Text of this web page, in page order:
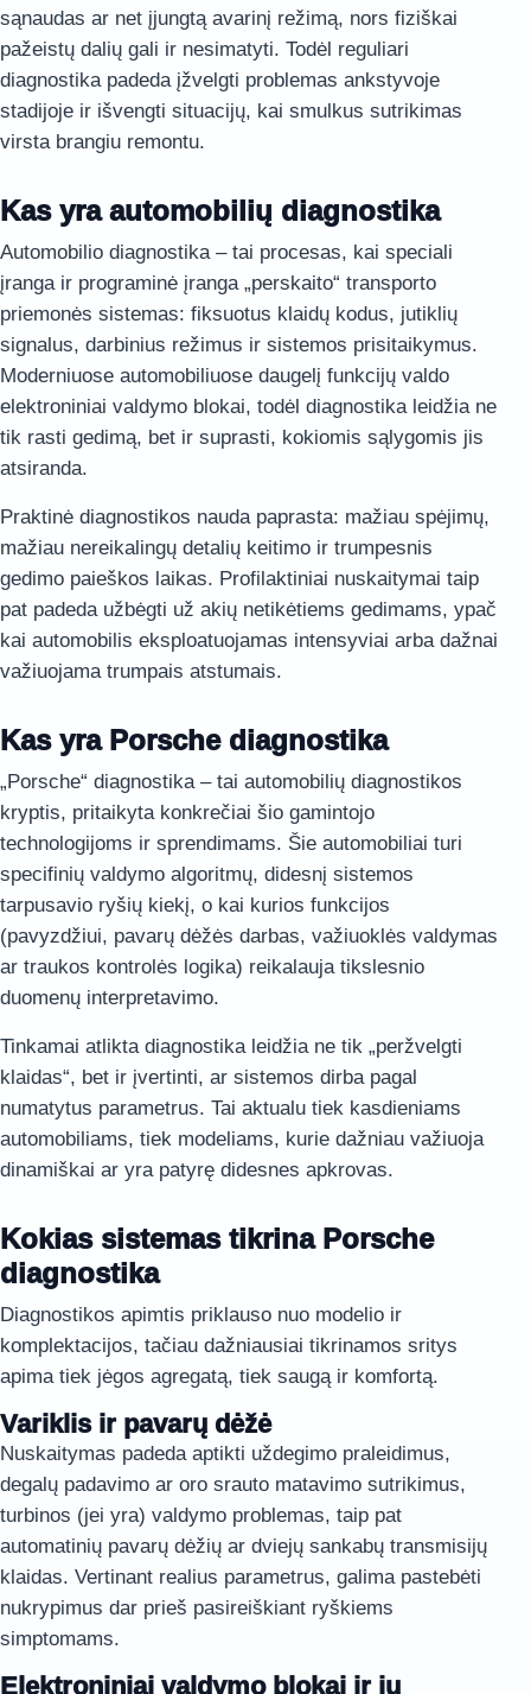
sąnaudas ar net įjungtą avarinį režimą, nors fiziškai
pažeistų dalių gali ir nesimatyti. Todėl reguliari
diagnostika padeda įžvelgti problemas ankstyvoje
stadijoje ir išvengti situacijų, kai smulkus sutrikimas
virsta brangiu remontu.
Kas yra automobilių diagnostika
Automobilio diagnostika – tai procesas, kai speciali
įranga ir programinė įranga „perskaito“ transporto
priemonės sistemas: fiksuotus klaidų kodus, jutiklių
signalus, darbinius režimus ir sistemos prisitaikymus.
Moderniuose automobiliuose daugelį funkcijų valdo
elektroniniai valdymo blokai, todėl diagnostika leidžia ne
tik rasti gedimą, bet ir suprasti, kokiomis sąlygomis jis
atsiranda.
Praktinė diagnostikos nauda paprasta: mažiau spėjimų,
mažiau nereikalingų detalių keitimo ir trumpesnis
gedimo paieškos laikas. Profilaktiniai nuskaitymai taip
pat padeda užbėgti už akių netikėtiems gedimams, ypač
kai automobilis eksploatuojamas intensyviai arba dažnai
važiuojama trumpais atstumais.
Kas yra Porsche diagnostika
„Porsche“ diagnostika – tai automobilių diagnostikos
kryptis, pritaikyta konkrečiai šio gamintojo
technologijoms ir sprendimams. Šie automobiliai turi
specifinių valdymo algoritmų, didesnį sistemos
tarpusavio ryšių kiekį, o kai kurios funkcijos
(pavyzdžiui, pavarų dėžės darbas, važiuoklės valdymas
ar traukos kontrolės logika) reikalauja tikslesnio
duomenų interpretavimo.
Tinkamai atlikta diagnostika leidžia ne tik „peržvelgti
klaidas“, bet ir įvertinti, ar sistemos dirba pagal
numatytus parametrus. Tai aktualu tiek kasdieniams
automobiliams, tiek modeliams, kurie dažniau važiuoja
dinamiškai ar yra patyrę didesnes apkrovas.
Kokias sistemas tikrina Porsche
diagnostika
Diagnostikos apimtis priklauso nuo modelio ir
komplektacijos, tačiau dažniausiai tikrinamos sritys
apima tiek jėgos agregatą, tiek saugą ir komfortą.
Variklis ir pavarų dėžė
Nuskaitymas padeda aptikti uždegimo praleidimus,
degalų padavimo ar oro srauto matavimo sutrikimus,
turbinos (jei yra) valdymo problemas, taip pat
automatinių pavarų dėžių ar dviejų sankabų transmisijų
klaidas. Vertinant realius parametrus, galima pastebėti
nukrypimus dar prieš pasireiškiant ryškiems
simptomams.
Elektroniniai valdymo blokai ir jų